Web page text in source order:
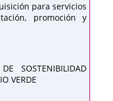
para servicios
promoción y
SOSTENIBILIDAD
VERDE